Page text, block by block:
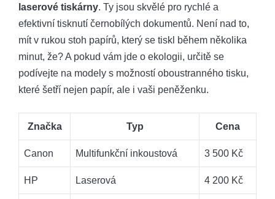
laserové tiskárny. Ty jsou skvělé pro rychlé a
efektivní tisknutí černobílých dokumentů. Není nad to,
mít v rukou stoh papírů, který se tiskl během několika
minut, že? A pokud vám jde o ekologii, určitě se
podívejte na modely s možností oboustranného tisku,
které šetří nejen papír, ale i vaši peněženku.
Značka Typ Cena
Canon Multifunkční inkoustová 3 500 Kč
HP Laserová 4 200 Kč